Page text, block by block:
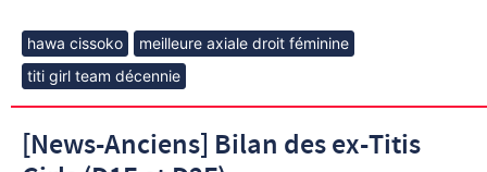
hawa cissoko
meilleure axiale droit féminine
titi girl team décennie
[News-Anciens] Bilan des ex-Titis